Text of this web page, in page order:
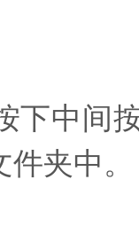
中间按
夹中。